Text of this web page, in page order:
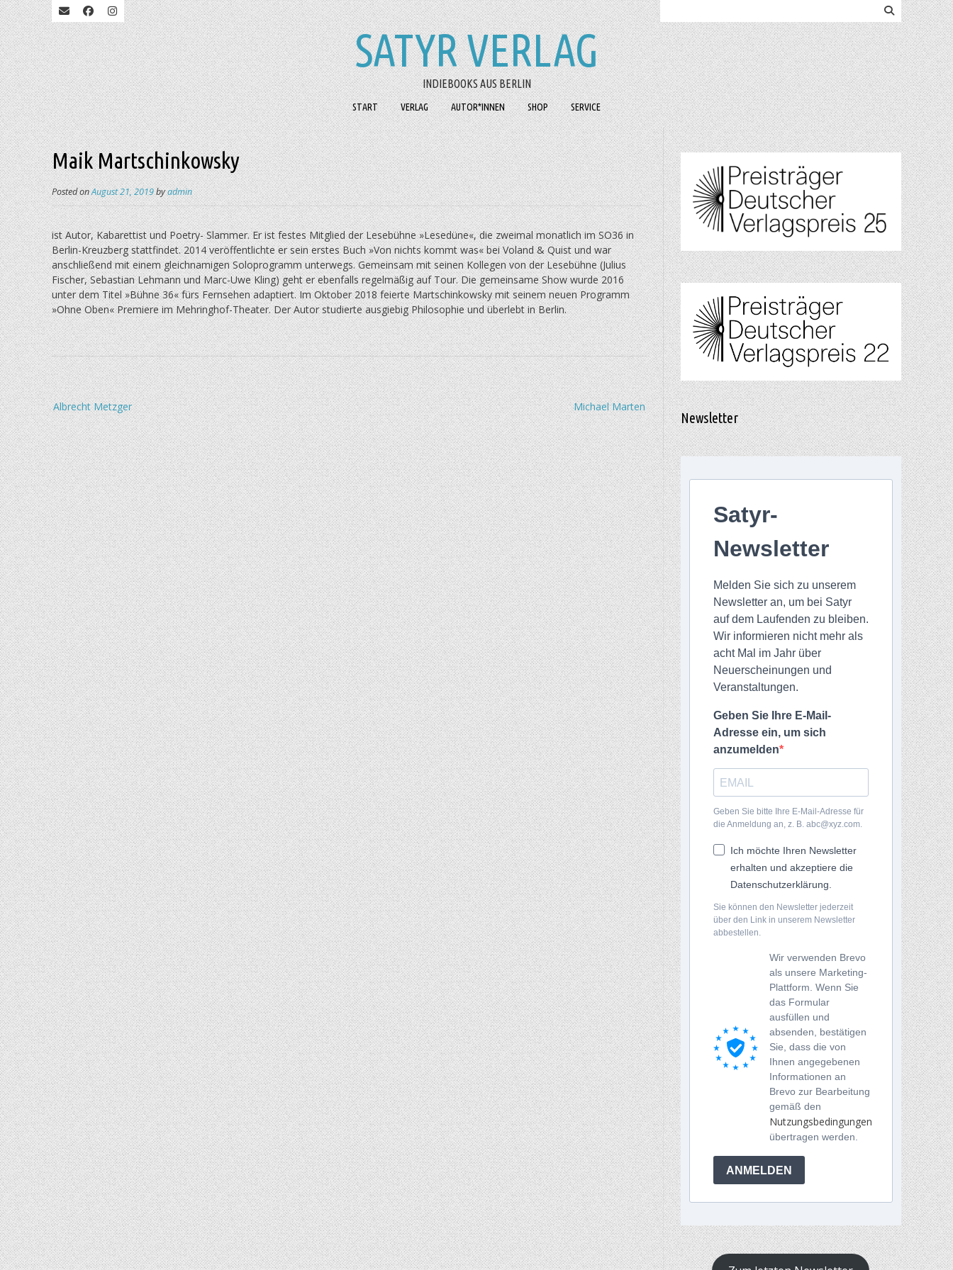
SATYR VERLAG
INDIEBOOKS AUS BERLIN
START VERLAG AUTOR*INNEN SHOP SERVICE
Maik Martschinkowsky
Posted onAugust 21, 2019byadmin
ist Autor, Kabarettist und Poetry- Slammer. Er ist festes Mitglied der Lesebühne »Lesedüne«, die zweimal monatlich im SO36 in
Berlin-Kreuzberg stattfindet. 2014 veröffentlichte er sein erstes Buch »Von nichts kommt was« bei Voland & Quist und war
anschließend mit einem gleichnamigen Soloprogramm unterwegs. Gemeinsam mit seinen Kollegen von der Lesebühne (Julius
Fischer, Sebastian Lehmann und Marc-Uwe Kling) geht er ebenfalls regelmäßig auf Tour. Die gemeinsame Show wurde 2016
unter dem Titel »Bühne 36« fürs Fernsehen adaptiert. Im Oktober 2018 feierte Martschinkowsky mit seinem neuen Programm
»Ohne Oben« Premiere im Mehringhof-Theater. Der Autor studierte ausgiebig Philosophie und überlebt in Berlin.
Beitragsnavigation
Michael Marten
Albrecht Metzger
Newsletter
Satyr-
Newsletter
Melden Sie sich zu unserem
Newsletter an, um bei Satyr
auf dem Laufenden zu bleiben.
Wir informieren nicht mehr als
acht Mal im Jahr über
Neuerscheinungen und
Veranstaltungen.
Geben Sie Ihre E-Mail-
Adresse ein, um sich
anzumelden
Geben Sie bitte Ihre E-Mail-Adresse für
die Anmeldung an, z. B. abc@xyz.com.
Ich möchte Ihren Newsletter
erhalten und akzeptiere die
Datenschutzerklärung.
Sie können den Newsletter jederzeit
über den Link in unserem Newsletter
abbestellen.
Wir verwenden Brevo
als unsere Marketing-
Plattform. Wenn Sie
das Formular
ausfüllen und
absenden, bestätigen
Sie, dass die von
Ihnen angegebenen
Informationen an
Brevo zur Bearbeitung
gemäß den
Nutzungsbedingungen
übertragen werden.
ANMELDEN